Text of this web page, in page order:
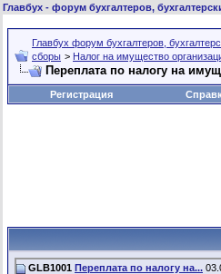
Главбух - форум бухгалтеров,
Главбух форум бухгалтеров,
сборы > Налог на имущество
Переплата по налогу на
Регистрация
GLB1001 Переплата по налогу на...